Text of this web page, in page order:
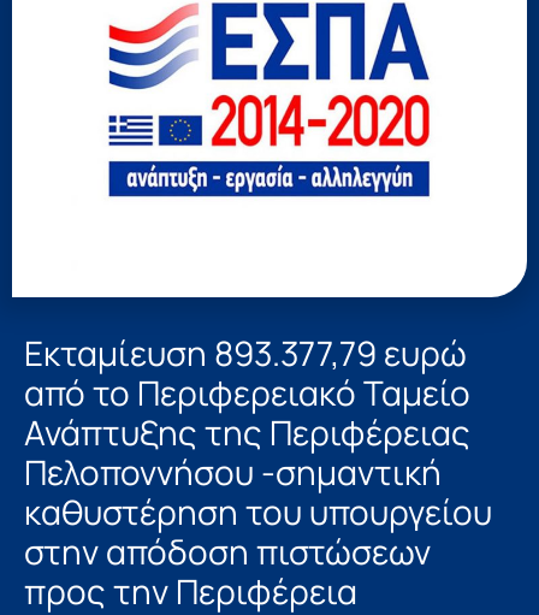
Εκταμίευση 893.377,79 ευρώ
από το Περιφερειακό Ταμείο
Ανάπτυξης της Περιφέρειας
Πελοποννήσου -σημαντική
καθυστέρηση του υπουργείου
στην απόδοση πιστώσεων
προς την Περιφέρεια